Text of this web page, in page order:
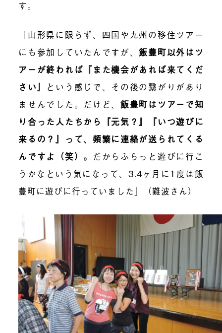
す。
「山形県に限らず、四国や九州の移住ツアー
にも参加していたんですが、飯豊町以外はツ
アーが終われば『また機会があれば来てくだ
さい』 という感じで、その後の繋がりがあり
ませんでした。だけど、飯豊町はツアーで知
り合った人たちから『元気？』『いつ遊びに
来るの？』って、頻繁に連絡が送られてくる
んですよ（笑） 。 だからふらっと遊びに行こ
うかなという気になって、3.4ヶ月に1度は飯
豊町に遊びに行っていました」（難波さん）